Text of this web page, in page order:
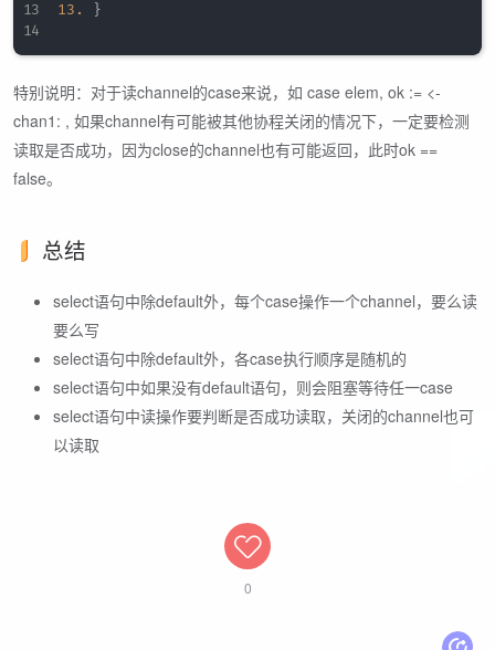
13.
}
特别说明：对于读channel的case来说，如 case elem, ok := <-
chan1: , 如果channel有可能被其他协程关闭的情况下，一定要检测
读取是否成功，因为close的channel也有可能返回，此时ok ==
false。
总结
select语句中除default外，每个case操作一个channel，要么读
要么写
select语句中除default外，各case执行顺序是随机的
select语句中如果没有default语句，则会阻塞等待任一case
select语句中读操作要判断是否成功读取，关闭的channel也可
以读取
0